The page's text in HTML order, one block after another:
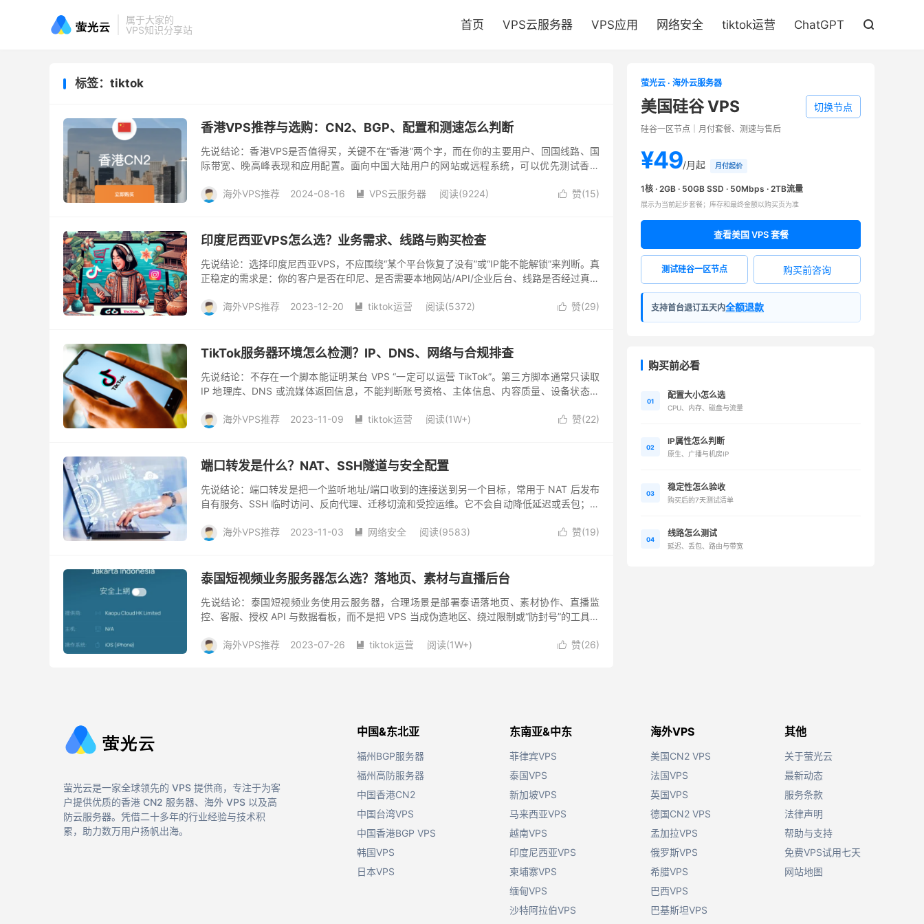
属于大家的
VPS知识分享站
首页 VPS云服务器 VPS应用 网络安全 tiktok运营 ChatGPT 
标签：tiktok
香港VPS推荐与选购：CN2、BGP、配置和测速怎么判断
先说结论：香港VPS是否值得买，关键不在“香港”两个字，而在你的主要用户、回国线路、国
际带宽、晚高峰表现和应用配置。面向中国大陆用户的网站或远程系统，可以优先测试香港
 赞(15)
海外VPS推荐 2024-08-16  VPS云服务器 阅读(9224)
印度尼西亚VPS怎么选？业务需求、线路与购买检查
先说结论：选择印度尼西亚VPS，不应围绕“某个平台恢复了没有”或“IP能不能解锁”来判断。真
正稳定的需求是：你的客户是否在印尼、是否需要本地网站/API/企业后台、线路是否经过真实
 赞(29)
海外VPS推荐 2023-12-20  tiktok运营 阅读(5372)
TikTok服务器环境怎么检测？IP、DNS、网络与合规排查
先说结论：不存在一个脚本能证明某台 VPS “一定可以运营 TikTok”。第三方脚本通常只读取
IP 地理库、DNS 或流媒体返回信息，不能判断账号资格、主体信息、内容质量、设备状态和
 赞(22)
海外VPS推荐 2023-11-09  tiktok运营 阅读(1W+)
端口转发是什么？NAT、SSH隧道与安全配置
先说结论：端口转发是把一个监听地址/端口收到的连接送到另一个目标，常用于 NAT 后发布
自有服务、SSH 临时访问、反向代理、迁移切流和受控运维。它不会自动降低延迟或丢包；增
 赞(19)
海外VPS推荐 2023-11-03  网络安全 阅读(9583)
泰国短视频业务服务器怎么选？落地页、素材与直播后台
先说结论：泰国短视频业务使用云服务器，合理场景是部署泰语落地页、素材协作、直播监
控、客服、授权 API 与数据看板，而不是把 VPS 当成伪造地区、绕过限制或“防封号”的工具。
 赞(26)
海外VPS推荐 2023-07-26  tiktok运营 阅读(1W+)
萤光云 · 海外云服务器
美国硅谷 VPS 切换节点
硅谷一区节点｜月付套餐、测速与售后
¥49/月起 月付起价
1核 · 2GB · 50GB SSD · 50Mbps · 2TB流量
展示为当前起步套餐；库存和最终金额以购买页为准
查看美国 VPS 套餐
测试硅谷一区节点 购买前咨询
支持首台退订五天内全额退款
购买前必看
01
配置大小怎么选
CPU、内存、磁盘与流量
02
IP属性怎么判断
原生、广播与机房IP
03
稳定性怎么验收
购买后的7天测试清单
04
线路怎么测试
延迟、丢包、路由与带宽
萤光云是一家全球领先的 VPS 提供商，专注于为客
户提供优质的香港 CN2 服务器、海外 VPS 以及高
防云服务器。凭借二十多年的行业经验与技术积
累，助力数万用户扬帆出海。
中国&东北亚
福州BGP服务器
福州高防服务器
中国香港CN2
中国台湾VPS
中国香港BGP VPS
韩国VPS
日本VPS
东南亚&中东
菲律宾VPS
泰国VPS
新加坡VPS
马来西亚VPS
越南VPS
印度尼西亚VPS
柬埔寨VPS
缅甸VPS
沙特阿拉伯VPS
海外VPS
美国CN2 VPS
法国VPS
英国VPS
德国CN2 VPS
孟加拉VPS
俄罗斯VPS
希腊VPS
巴西VPS
巴基斯坦VPS
其他
关于萤光云
最新动态
服务条款
法律声明
帮助与支持
免费VPS试用七天
网站地图